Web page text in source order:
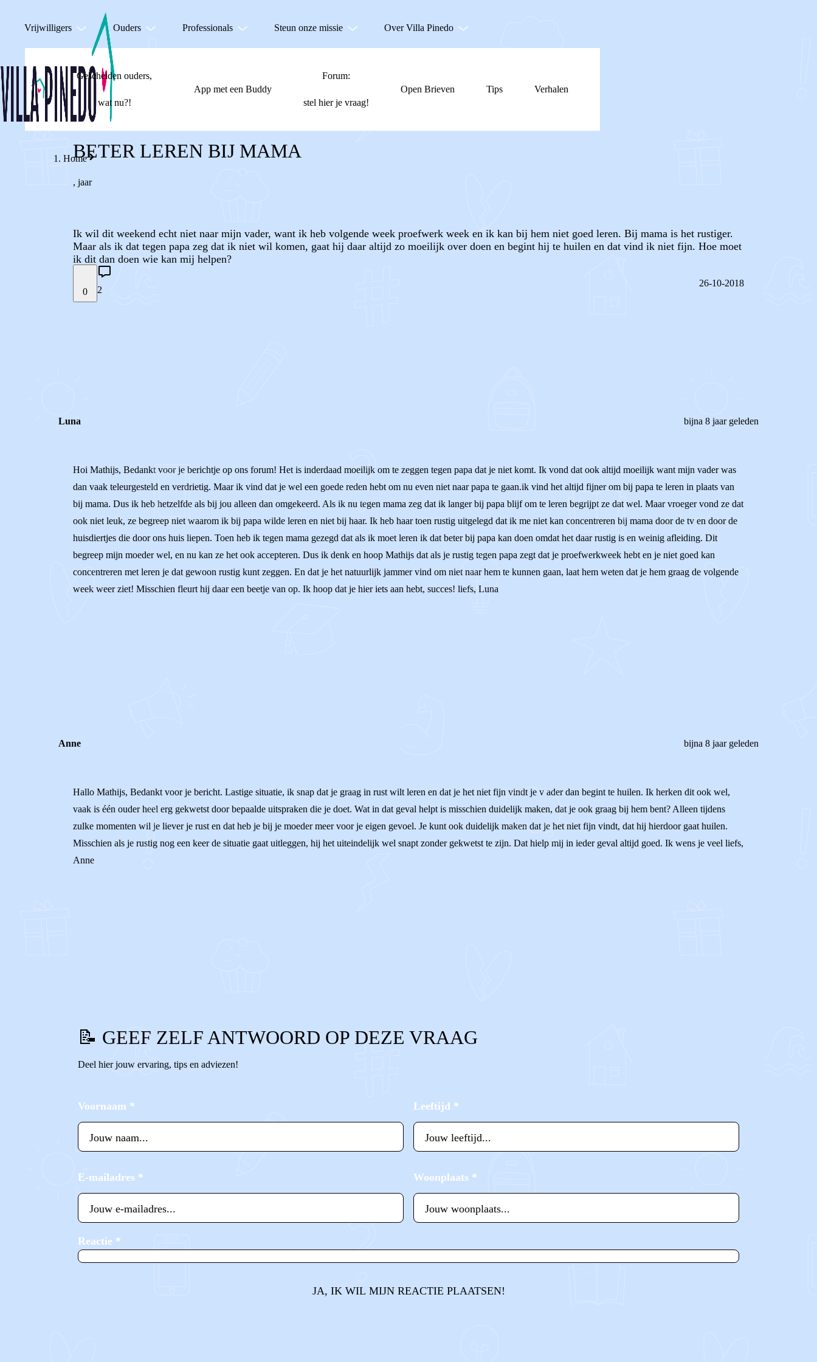
Vrijwilligers Ouders Professionals Steun onze missie Over Villa Pinedo
Gescheiden ouders,
wat nu?!
App met een Buddy
Forum:
stel hier je vraag!
Open Brieven Tips Verhalen
Home
BETER LEREN BIJ MAMA
, jaar
Ik wil dit weekend echt niet naar mijn vader, want ik heb volgende week proefwerk week en ik kan bij hem niet goed leren. Bij mama is het rustiger.
Maar als ik dat tegen papa zeg dat ik niet wil komen, gaat hij daar altijd zo moeilijk over doen en begint hij te huilen en dat vind ik niet fijn. Hoe moet
ik dit dan doen wie kan mij helpen?
0 2
26-10-2018
Luna bijna 8 jaar geleden
Hoi Mathijs, Bedankt voor je berichtje op ons forum! Het is inderdaad moeilijk om te zeggen tegen papa dat je niet komt. Ik vond dat ook altijd moeilijk want mijn vader was
dan vaak teleurgesteld en verdrietig. Maar ik vind dat je wel een goede reden hebt om nu even niet naar papa te gaan.ik vind het altijd fijner om bij papa te leren in plaats van
bij mama. Dus ik heb hetzelfde als bij jou alleen dan omgekeerd. Als ik nu tegen mama zeg dat ik langer bij papa blijf om te leren begrijpt ze dat wel. Maar vroeger vond ze dat
ook niet leuk, ze begreep niet waarom ik bij papa wilde leren en niet bij haar. Ik heb haar toen rustig uitgelegd dat ik me niet kan concentreren bij mama door de tv en door de
huisdiertjes die door ons huis liepen. Toen heb ik tegen mama gezegd dat als ik moet leren ik dat beter bij papa kan doen omdat het daar rustig is en weinig afleiding. Dit
begreep mijn moeder wel, en nu kan ze het ook accepteren. Dus ik denk en hoop Mathijs dat als je rustig tegen papa zegt dat je proefwerkweek hebt en je niet goed kan
concentreren met leren je dat gewoon rustig kunt zeggen. En dat je het natuurlijk jammer vind om niet naar hem te kunnen gaan, laat hem weten dat je hem graag de volgende
week weer ziet! Misschien fleurt hij daar een beetje van op. Ik hoop dat je hier iets aan hebt, succes! liefs, Luna
Anne bijna 8 jaar geleden
Hallo Mathijs, Bedankt voor je bericht. Lastige situatie, ik snap dat je graag in rust wilt leren en dat je het niet fijn vindt je v ader dan begint te huilen. Ik herken dit ook wel,
vaak is één ouder heel erg gekwetst door bepaalde uitspraken die je doet. Wat in dat geval helpt is misschien duidelijk maken, dat je ook graag bij hem bent? Alleen tijdens
zulke momenten wil je liever je rust en dat heb je bij je moeder meer voor je eigen gevoel. Je kunt ook duidelijk maken dat je het niet fijn vindt, dat hij hierdoor gaat huilen.
Misschien als je rustig nog een keer de situatie gaat uitleggen, hij het uiteindelijk wel snapt zonder gekwetst te zijn. Dat hielp mij in ieder geval altijd goed. Ik wens je veel liefs,
Anne
📝 GEEF ZELF ANTWOORD OP DEZE VRAAG
Deel hier jouw ervaring, tips en adviezen!
Voornaam * Leeftijd *
E-mailadres * Woonplaats *
Reactie *
JA, IK WIL MIJN REACTIE PLAATSEN!